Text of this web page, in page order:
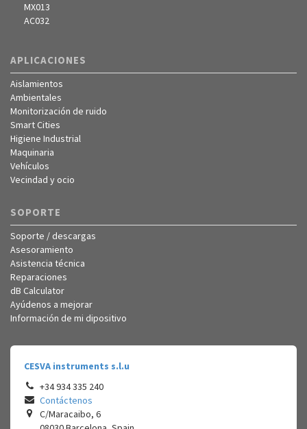
MX013
AC032
APLICACIONES
Aislamientos
Ambientales
Monitorización de ruido
Smart Cities
Higiene Industrial
Maquinaria
Vehículos
Vecindad y ocio
SOPORTE
Soporte / descargas
Asesoramiento
Asistencia técnica
Reparaciones
dB Calculator
Ayúdenos a mejorar
Información de mi dipositivo
CESVA instruments s.l.u
+34 934 335 240
Contáctenos
C/Maracaibo, 6